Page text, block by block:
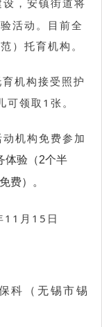
，安镇街道将
活动。目前全
）托育机构。
机构接受照护
领取1张。
机构免费参加
体验（2个半
费）。
月15日
科（无锡市锡